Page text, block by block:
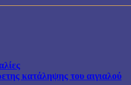
κατάληψης του αιγιαλού